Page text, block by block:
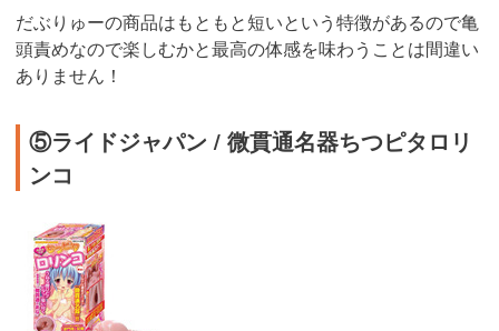
だぶりゅーの商品はもともと短いという特徴があるので亀
頭責めなので楽しむかと最高の体感を味わうことは間違い
ありません！
⑤ライドジャパン / 微貫通名器ちつピタロリ
ンコ